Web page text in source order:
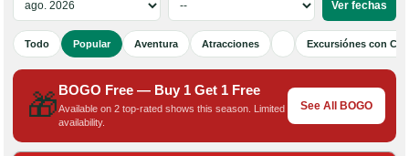
Todo Popular Aventura Atracciones Excursiónes con
🎁BOGO Free — Buy 1 Get 1 Free
Available on 2 top-rated shows this season. Limited
availability.
See All BOGO